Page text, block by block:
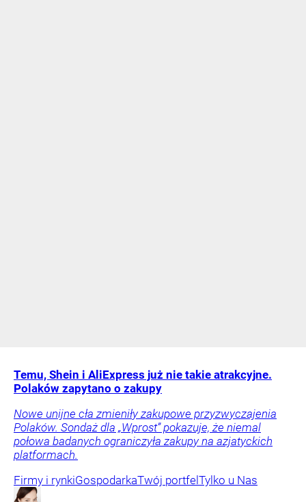
Temu, Shein i AliExpress już nie takie atrakcyjne.
Polaków zapytano o zakupy
Nowe unijne cła zmieniły zakupowe przyzwyczajenia
Polaków. Sondaż dla „Wprost” pokazuje, że niemal
połowa badanych ograniczyła zakupy na azjatyckich
platformach.
Firmy i rynkiGospodarkaTwój portfelTylko u Nas